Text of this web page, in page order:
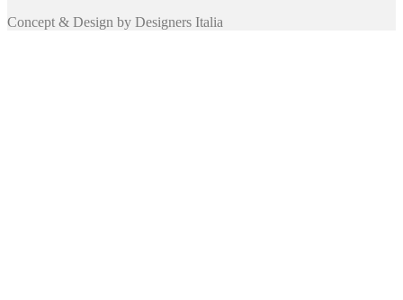
Concept & Design by Designers Italia